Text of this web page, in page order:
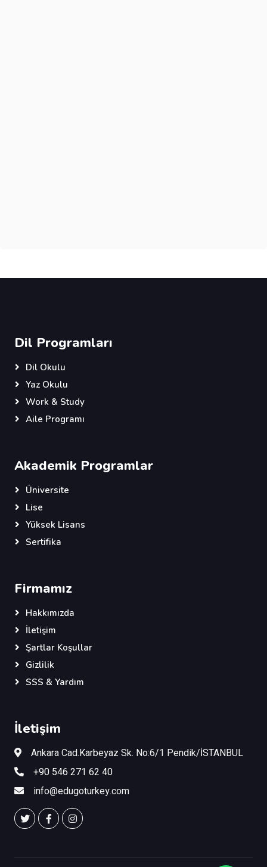
Dil Programları
Dil Okulu
Yaz Okulu
Work & Study
Aile Programı
Akademik Programlar
Üniversite
Lise
Yüksek Lisans
Sertifika
Firmamız
Hakkımızda
İletişim
Şartlar Koşullar
Gizlilik
SSS & Yardım
İletişim
Ankara Cad.Karbeyaz Sk. No:6/1 Pendik/İSTANBUL
+90 546 271 62 40
info@edugoturkey.com